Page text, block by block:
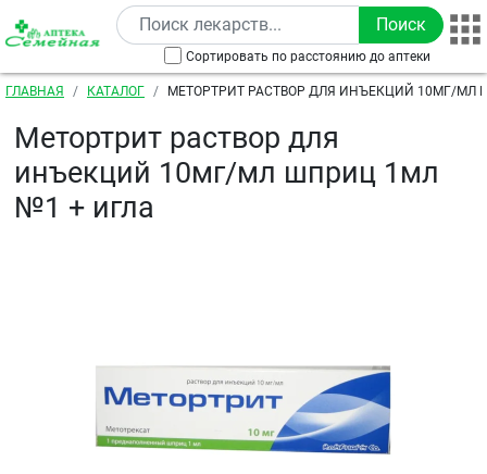
Перейти к основному содержанию
Сортировать по расстоянию до аптеки
Строка навигации
ГЛАВНАЯ КАТАЛОГ
МЕТОРТРИТ РАСТВОР ДЛЯ ИНЪЕКЦИЙ 10МГ/МЛ
Метортрит раствор для
инъекций 10мг/мл шприц 1мл
№1 + игла